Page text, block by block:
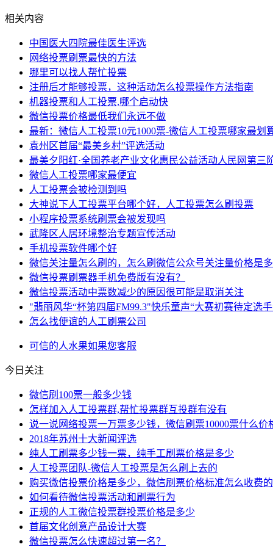
相关内容
中国医大四院最佳医生评选
网络投票刷票最快的方法
哪里可以找人帮忙投票
注册后才能够投票，这种活动怎么投票操作方法指南
机器投票和人工投票,哪个启动快
微信投票价格最低我们永远不做
最新：微信人工投票10元1000票-微信人工投票哪家最划
袁州区首届“最美乡村”评选活动
最美夕阳红·全国养老产业文化惠民公益活动人民网第三
微信人工投票哪家最便宜
人工投票会被检测到吗
大神说下人工投票平台哪个好，人工投票怎么刷投票
小程序投票系统刷票会被发现吗
武隆区人居环境整治专题宣传活动
手机投票软件哪个好
微信关注量怎么刷的，怎么刷微信公众号关注量价格是
微信投票刷票器手机免费版有没有？
微信投票活动中票数减少的原因很可能是取消关注
"翡丽风华“杯第四届FM99.3"快乐童声“大赛初赛待定选
怎么找便谊的人工刷票公司
可信的人水果如果您客服
今日关注
微信刷100票一般多少钱
怎样加入人工投票群,帮忙投票群互投群有没有
说一说网络投票一万票多少钱，微信刷票10000票什么价
2018年苏州十大新闻评选
纯人工刷票多少钱一票，纯手工刷票价格是多少
人工投票团队-微信人工投票是怎么刷上去的
购买微信投票价格是多少，微信刷票价格标准怎么收费的
如何看待微信投票活动和刷票行为
正规的人工微信投票群投票价格是多少
首届文化创意产品设计大赛
微信投票怎么快速超过第一名？